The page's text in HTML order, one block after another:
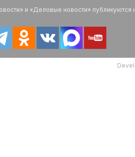
и «Деловые новости» публикуются